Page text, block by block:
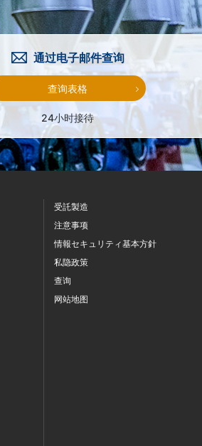
通过电子邮件查询
查询表格
24小时接待
受託製造
注意事项
情報セキュリティ基本方針
私隐政策
查询
网站地图